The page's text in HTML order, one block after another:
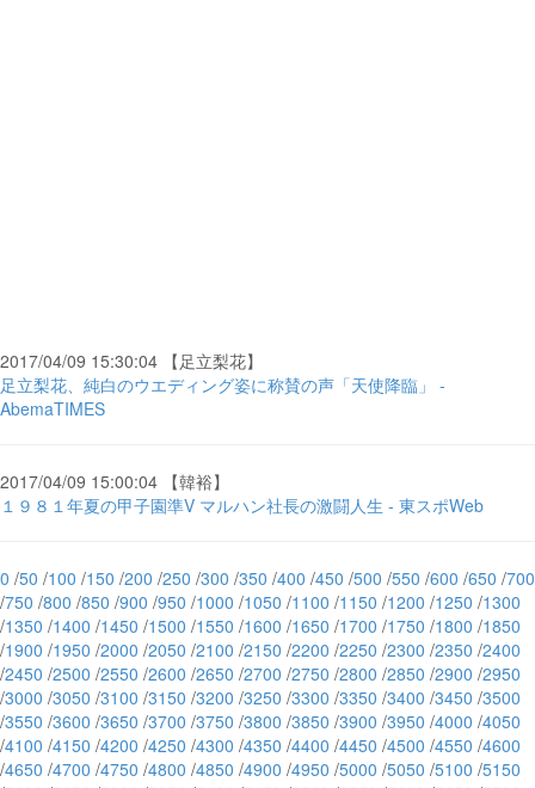
2017/04/09 15:30:04 【足立梨花】
足立梨花、純白のウエディング姿に称賛の声「天使降臨」 -
AbemaTIMES
2017/04/09 15:00:04 【韓裕】
１９８１年夏の甲子園準V マルハン社長の激闘人生 - 東スポWeb
0 /50 /100 /150 /200 /250 /300 /350 /400 /450 /500 /550 /600 /650 /700
/750 /800 /850 /900 /950 /1000 /1050 /1100 /1150 /1200 /1250 /1300
/1350 /1400 /1450 /1500 /1550 /1600 /1650 /1700 /1750 /1800 /1850
/1900 /1950 /2000 /2050 /2100 /2150 /2200 /2250 /2300 /2350 /2400
/2450 /2500 /2550 /2600 /2650 /2700 /2750 /2800 /2850 /2900 /2950
/3000 /3050 /3100 /3150 /3200 /3250 /3300 /3350 /3400 /3450 /3500
/3550 /3600 /3650 /3700 /3750 /3800 /3850 /3900 /3950 /4000 /4050
/4100 /4150 /4200 /4250 /4300 /4350 /4400 /4450 /4500 /4550 /4600
/4650 /4700 /4750 /4800 /4850 /4900 /4950 /5000 /5050 /5100 /5150